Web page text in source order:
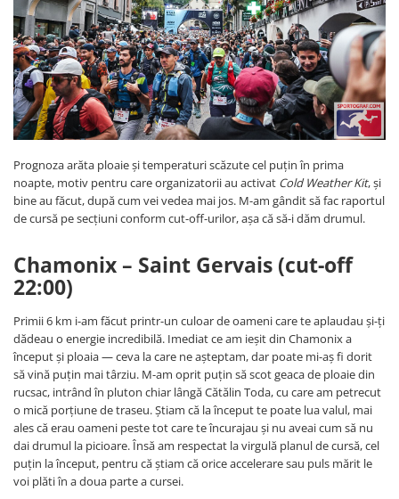
Prognoza arăta ploaie și temperaturi scăzute cel puțin în prima
noapte, motiv pentru care organizatorii au activat Cold Weather Kit, și
bine au făcut, după cum vei vedea mai jos. M-am gândit să fac raportul
de cursă pe secțiuni conform cut-off-urilor, așa că să-i dăm drumul.
Chamonix – Saint Gervais (cut-off
22:00)
Primii 6 km i-am făcut printr-un culoar de oameni care te aplaudau și-ți
dădeau o energie incredibilă. Imediat ce am ieșit din Chamonix a
început și ploaia — ceva la care ne așteptam, dar poate mi-aș fi dorit
să vină puțin mai târziu. M-am oprit puțin să scot geaca de ploaie din
rucsac, intrând în pluton chiar lângă Cătălin Toda, cu care am petrecut
o mică porțiune de traseu. Știam că la început te poate lua valul, mai
ales că erau oameni peste tot care te încurajau și nu aveai cum să nu
dai drumul la picioare. Însă am respectat la virgulă planul de cursă, cel
puțin la început, pentru că știam că orice accelerare sau puls mărit le
voi plăti în a doua parte a cursei.